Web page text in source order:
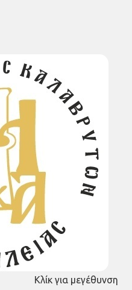
Κλίκ για μεγέθυνση